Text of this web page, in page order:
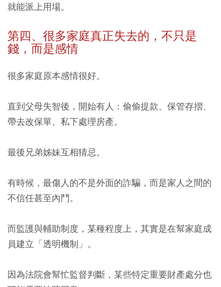
就能派上用場。
第四、很多家庭真正失去的，不只是
錢，而是感情
很多家庭原本感情很好。
直到父母失智後，開始有人：偷偷提款、保管存摺、
帶去改保單、私下處理房產。
最後兄弟姊妹互相猜忌。
有時候，最傷人的不是外面的詐騙，而是家人之間的
不信任甚至內鬥。
而監護與輔助制度，某種程度上，其實是在幫家庭成
員建立「透明機制」。
因為法院會幫忙監督判斷，某些特定重要財產處分也